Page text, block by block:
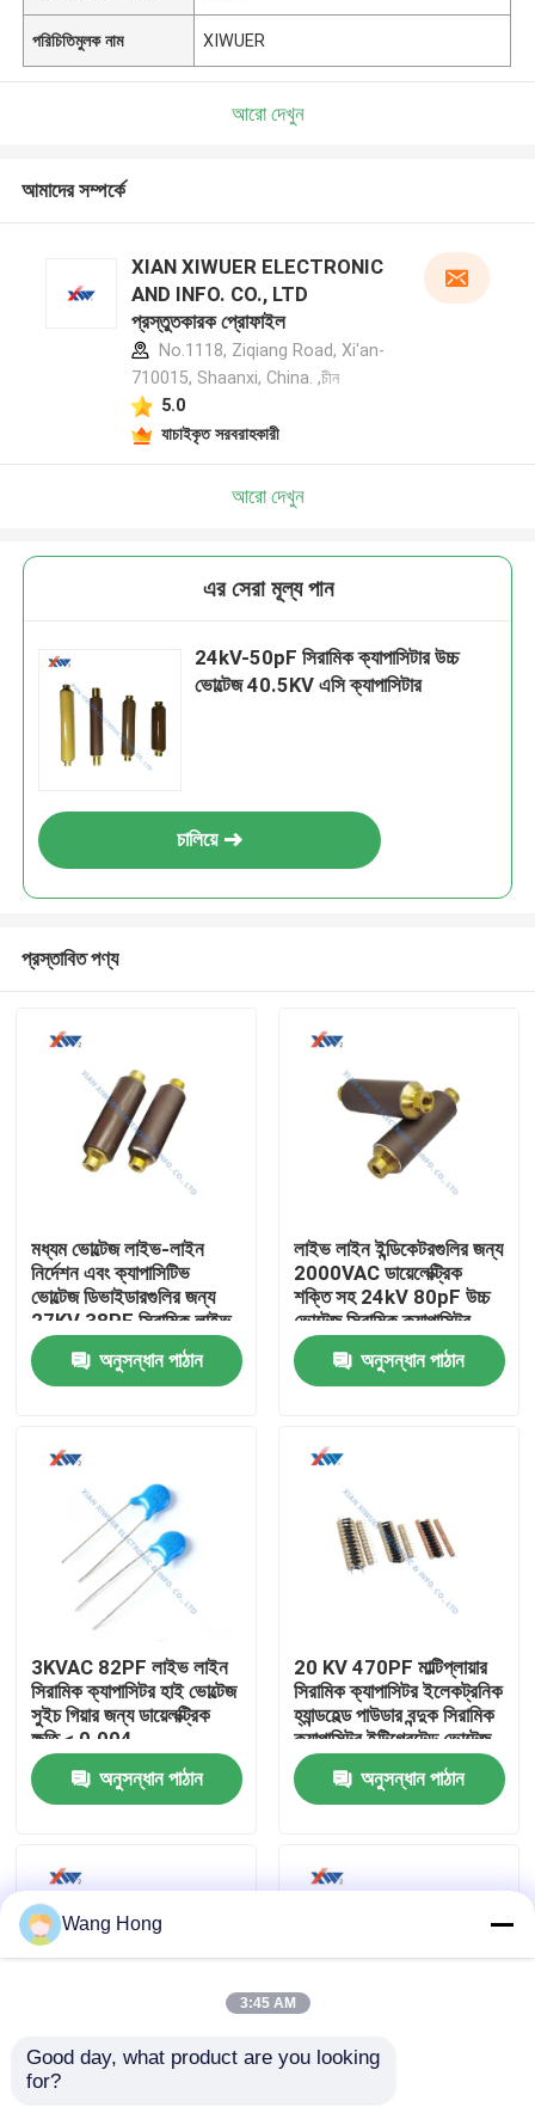
VR প্রদর্শন
আমাদের সম্পর্কে
কারখানা ভ্রমণ
মান নিয়ন্ত্রণ
যোগাযোগ করুন
উদ্ধৃতির জন্য আবেদন
পরিচিতিমুলক নাম XIWUER
আরো দেখুন
আমাদের সম্পর্কে
XIAN XIWUER ELECTRONIC
AND INFO. CO., LTD
প্রস্তুতকারক প্রোফাইল
No.1118, Ziqiang Road, Xi'an-
710015, Shaanxi, China. ,চীন
5.0
যাচাইকৃত সরবরাহকারী
আরো দেখুন
এর সেরা মূল্য পান
24kV-50pF সিরামিক ক্যাপাসিটার উচ্চ
ভোল্টেজ 40.5KV এসি ক্যাপাসিটার
চালিয়ে
প্রস্তাবিত পণ্য
মধ্যম ভোল্টেজ লাইভ-লাইন
নির্দেশন এবং ক্যাপাসিটিভ
ভোল্টেজ ডিভাইডারগুলির জন্য
27KV 38PF সিরামিক লাইভ
লাইন ক্যাপাসিটর
অনুসন্ধান পাঠান
লাইভ লাইন ইন্ডিকেটরগুলির জন্য
2000VAC ডায়েলেক্ট্রিক
শক্তি সহ 24kV 80pF উচ্চ
ভোল্টেজ সিরামিক ক্যাপাসিটর
অনুসন্ধান পাঠান
3KVAC 82PF লাইভ লাইন
সিরামিক ক্যাপাসিটর হাই ভোল্টেজ
সুইচ গিয়ার জন্য ডায়েলক্ট্রিক
ক্ষতি < 0.004
অনুসন্ধান পাঠান
20 KV 470PF মাল্টিপ্লায়ার
সিরামিক ক্যাপাসিটর ইলেকট্রনিক
হ্যান্ডহেল্ড পাউডার বন্দুক সিরামিক
ক্যাপাসিটর ইন্টিগ্রেটেড ভোল্টেজ
ডবলার
অনুসন্ধান পাঠান
সুইচ গিয়ারের জন্য 15kv AC
Wang Hong
3:45 AM
Good day, what product are you looking
for?